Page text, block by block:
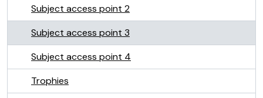
Subject access point 2
Subject access point 3
Subject access point 4
Trophies